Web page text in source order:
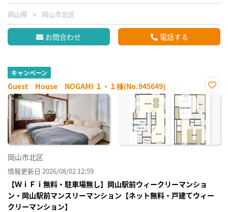
岡山県 岡山市北区
お問合わせ 電話する
キャンペーン
Guest House NOGAMI １・１棟(No.945649)
お気
り登
録
岡山市北区
情報更新日 2026/08/02 12:59
【ＷｉＦｉ無料・駐車場無し】岡山駅前ウィークリーマンショ
ン・岡山駅前マンスリーマンション【ネット無料・戸建てウィー
クリーマンション】